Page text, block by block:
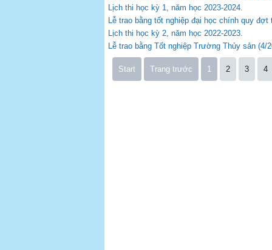
Lịch thi học kỳ 1, năm học 2023-2024.
Lễ trao bằng tốt nghiệp đại học chính quy đợt
Lịch thi học kỳ 2, năm học 2022-2023.
Lễ trao bằng Tốt nghiệp Trường Thủy sản (4/
Start Trang trước 1 2 3 4